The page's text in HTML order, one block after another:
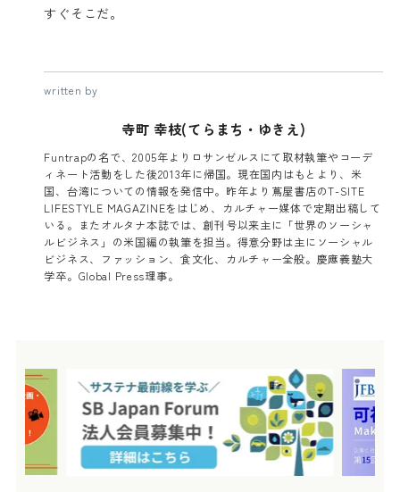
すぐそこだ。
written by
寺町 幸枝(てらまち・ゆきえ)
Funtrapの名で、2005年よりロサンゼルスにて取材執筆やコーデ
ィネート活動をした後2013年に帰国。現在国内はもとより、米
国、台湾についての情報を発信中。昨年より蔦屋書店のT-SITE
LIFESTYLE MAGAZINEをはじめ、カルチャー媒体で定期出稿して
いる。またオルタナ本誌では、創刊号以来主に「世界のソーシャ
ルビジネス」の米国編の執筆を担当。得意分野は主にソーシャル
ビジネス、ファッション、食文化、カルチャー全般。慶應義塾大
学卒。Global Press理事。